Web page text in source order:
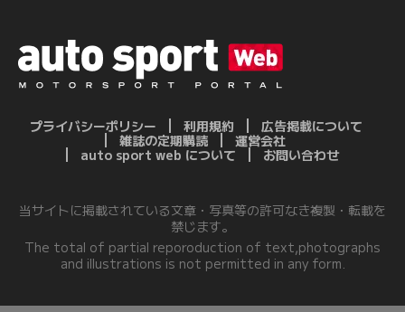
プライバシーポリシー 利用規約
広告掲載について
雑誌の定期購読
運営会社
auto sport web について
お問い合わせ
当サイトに掲載されている文章・写真等の許可なき複製・転載を
禁じます。
The total of partial reporoduction of text,photographs
and illustrations is not permitted in any form.